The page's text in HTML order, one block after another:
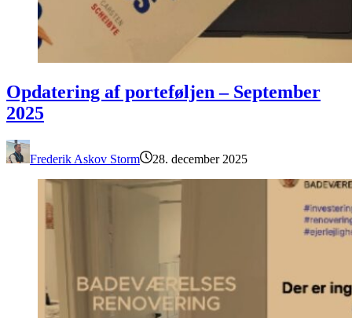
Opdatering af porteføljen – September
2025
Frederik Askov Storm 28. december 2025